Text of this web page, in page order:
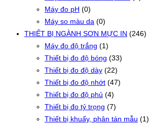
Máy đo pH (0)
Máy so màu da (0)
THIẾT BỊ NGÀNH SƠN MỰC IN (246)
Máy đo độ trắng (1)
Thiết bị đo độ bóng (33)
Thiết bị đo độ dày (22)
Thiết bị đo độ nhớt (47)
Thiết bị đo độ phủ (4)
Thiết bị đo tỷ trọng (7)
Thiết bị khuấy, phân tán mẫu (1)